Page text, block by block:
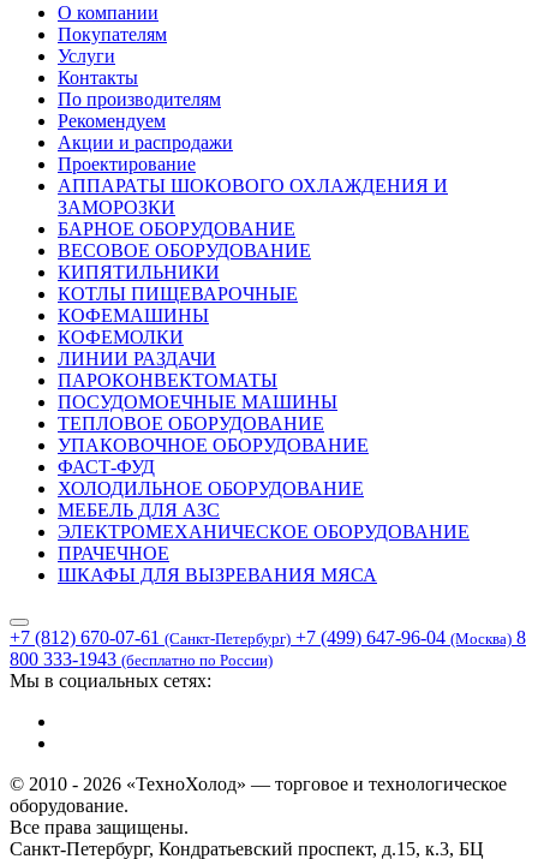
О компании
Покупателям
Услуги
Контакты
По производителям
Рекомендуем
Акции и распродажи
Проектирование
АППАРАТЫ ШОКОВОГО ОХЛАЖДЕНИЯ И
ЗАМОРОЗКИ
БАРНОЕ ОБОРУДОВАНИЕ
ВЕСОВОЕ ОБОРУДОВАНИЕ
КИПЯТИЛЬНИКИ
КОТЛЫ ПИЩЕВАРОЧНЫЕ
КОФЕМАШИНЫ
КОФЕМОЛКИ
ЛИНИИ РАЗДАЧИ
ПАРОКОНВЕКТОМАТЫ
ПОСУДОМОЕЧНЫЕ МАШИНЫ
ТЕПЛОВОЕ ОБОРУДОВАНИЕ
УПАКОВОЧНОЕ ОБОРУДОВАНИЕ
ФАСТ-ФУД
ХОЛОДИЛЬНОЕ ОБОРУДОВАНИЕ
МЕБЕЛЬ ДЛЯ АЗС
ЭЛЕКТРОМЕХАНИЧЕСКОЕ ОБОРУДОВАНИЕ
ПРАЧЕЧНОЕ
ШКАФЫ ДЛЯ ВЫЗРЕВАНИЯ МЯСА
+7 (812) 670-07-61 (Санкт-Петербург) +7 (499) 647-96-04 (Москва) 8
800 333-1943 (бесплатно по России)
Мы в социальных сетях:
© 2010 - 2026 «ТехноХолод» — торговое и технологическое
оборудование.
Все права защищены.
Санкт-Петербург, Кондратьевский проспект, д.15, к.3, БЦ